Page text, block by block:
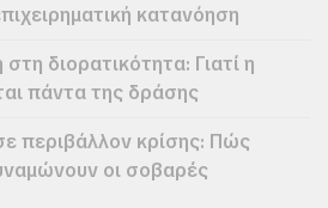
κατανόηση
διορατικότητα: Γιατί η
πάντα της δράσης
περιβάλλον κρίσης: Πώς
οι σοβαρές